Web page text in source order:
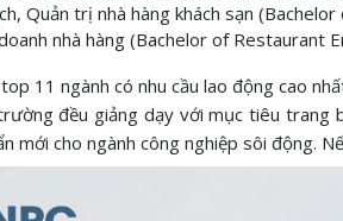
Quản trị nhà hàng khách sạn
nhà hàng (Bachelor of Restaurant
11 ngành có nhu cầu lao động cao
đều giảng dạy với mục tiêu trang
mới cho ngành công nghiệp sôi động.